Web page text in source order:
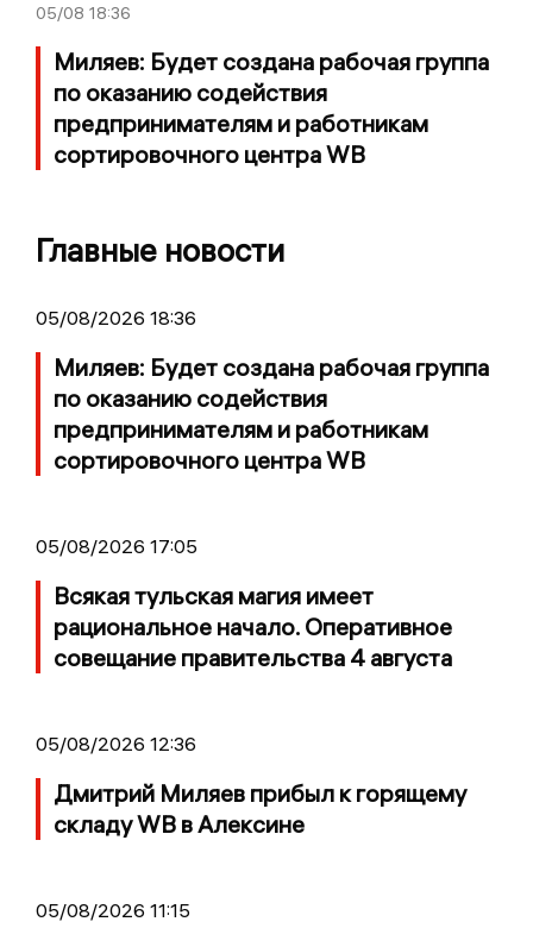
05/08 18:36
Миляев: Будет создана рабочая группа
по оказанию содействия
предпринимателям и работникам
сортировочного центра WB
Главные новости
05/08/2026 18:36
Миляев: Будет создана рабочая группа
по оказанию содействия
предпринимателям и работникам
сортировочного центра WB
05/08/2026 17:05
Всякая тульская магия имеет
рациональное начало. Оперативное
совещание правительства 4 августа
05/08/2026 12:36
Дмитрий Миляев прибыл к горящему
складу WB в Алексине
05/08/2026 11:15